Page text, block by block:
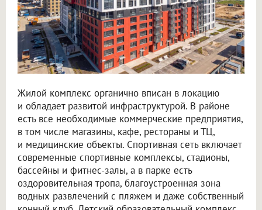
Жилой комплекс органично вписан в локацию
и обладает развитой инфраструктурой. В районе
есть все необходимые коммерческие предприятия,
в том числе магазины, кафе, рестораны и ТЦ,
и медицинские объекты. Спортивная сеть включает
современные спортивные комплексы, стадионы,
бассейны и фитнес-залы, а в парке есть
оздоровительная тропа, благоустроенная зона
водных развлечений с пляжем и даже собственный